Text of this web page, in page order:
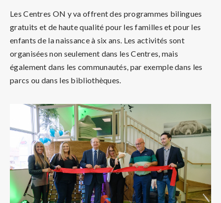
Les Centres ON y va offrent des programmes bilingues
gratuits et de haute qualité pour les familles et pour les
enfants de la naissance à six ans. Les activités sont
organisées non seulement dans les Centres, mais
également dans les communautés, par exemple dans les
parcs ou dans les bibliothèques.